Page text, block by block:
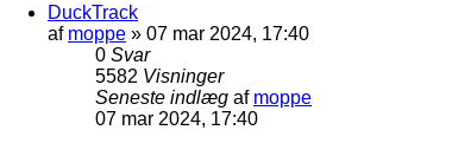
DuckTrack
af moppe » 07 mar 2024, 17:40
0 Svar
5582 Visninger
Seneste indlæg af moppe
07 mar 2024, 17:40